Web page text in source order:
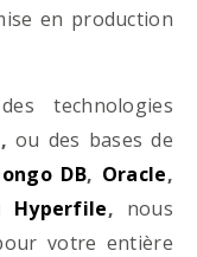
en production
technologies
, ou des bases de
DB, Oracle,
Hyperfile, nous
votre entière